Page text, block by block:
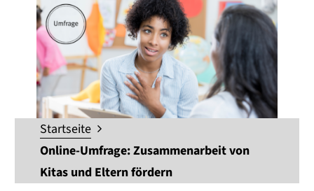
Startseite
Online-Umfrage: Zusammenarbeit von
Kitas und Eltern fördern